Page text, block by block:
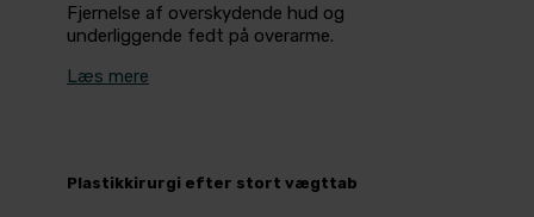
Fjernelse af overskydende hud og
underliggende fedt på overarme.
Læs mere
Plastikkirurgi efter stort vægttab